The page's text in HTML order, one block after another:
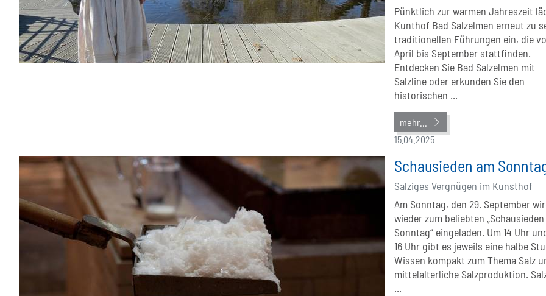
Pünktlich zur warmen Jahreszeit
Kunthof Bad Salzelmen erneut zu
traditionellen Führungen ein, die
April bis September stattfinden.
Entdecken Sie Bad Salzelmen mit
Salzline oder erkunden Sie den
historischen ...
mehr...
15.04.2025
Schausieden am
Salziges Vergnügen im Kunsthof
Am Sonntag, den 29. September
wieder zum beliebten „Schausieden
Sonntag“ eingeladen. Um 14 Uhr
16 Uhr gibt es jeweils eine halbe
Wissen kompakt zum Thema Salz
mittelalterliche Salzproduktion.
...